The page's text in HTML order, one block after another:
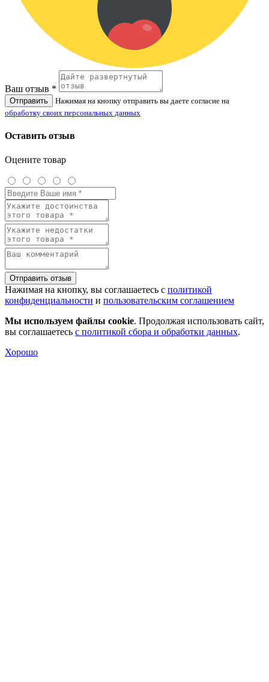
Ваш отзыв *
Отправить
Нажимая на кнопку отправить вы даете согласие на
обработку своих персональных данных
Оставить отзыв
Оцените товар
Отправить отзыв
Нажимая на кнопку, вы соглашаетесь с политикой
конфиденциальности и пользовательским соглашением
Мы используем файлы cookie. Продолжая использовать сайт,
вы соглашаетесь с политикой сбора и обработки данных.
Хорошо